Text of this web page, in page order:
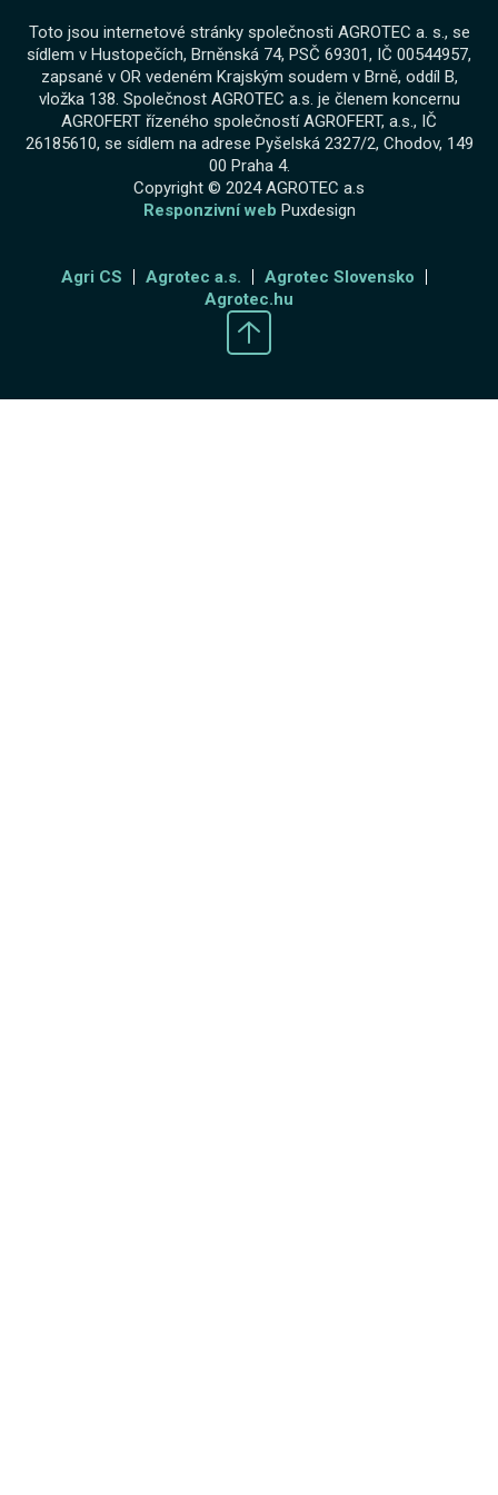
Toto jsou internetové stránky společnosti AGROTEC a. s., se
sídlem v Hustopečích, Brněnská 74, PSČ 69301, IČ 00544957,
zapsané v OR vedeném Krajským soudem v Brně, oddíl B,
vložka 138. Společnost AGROTEC a.s. je členem koncernu
AGROFERT řízeného společností AGROFERT, a.s., IČ
26185610, se sídlem na adrese Pyšelská 2327/2, Chodov, 149
00 Praha 4.
Copyright © 2024 AGROTEC a.s
Responzivní web Puxdesign
Agri CS Agrotec a.s.
Agrotec Slovensko
Agrotec.hu